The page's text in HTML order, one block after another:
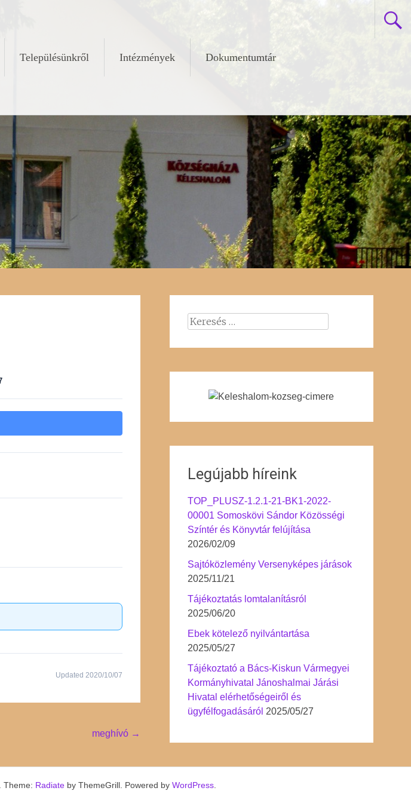
Településünkről Intézmények Dokumentumtár
Updated 2020/10/07
meghívó →
Keresés:
Legújabb híreink
TOP_PLUSZ-1.2.1-21-BK1-2022-
00001 Somoskövi Sándor Közösségi
Színtér és Könyvtár felújítása
2026/02/09
Sajtóközlemény Versenyképes járások
2025/11/21
Tájékoztatás lomtalanításról
2025/06/20
Ebek kötelező nyilvántartása
2025/05/27
Tájékoztató a Bács-Kiskun Vármegyei
Kormányhivatal Jánoshalmai Járási
Hivatal elérhetőségeiről és
ügyfélfogadásáról 2025/05/27
Theme: Radiate by ThemeGrill. Powered by WordPress